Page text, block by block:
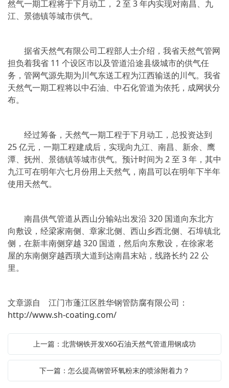
然气一期工程将于下月动工， 2 至 3 年内实现对南昌、九
江、景德镇等城市供气。
据省天然气有限公司工程部人士介绍，我省天然气管网
担负着我省 11 个设区市以及管道沿途县级城市的供气任
务，管网气源先期为川气东送工程为江西输送的川气。我省
天然气一期工程将以中石油、中石化管道为依托，成网状分
布。
经过筹备，天然气一期工程于下月动工，总投资达到
25 亿元，一期工程建成后，实现向九江、南昌、新余、鹰
潭、抚州、景德镇等城市供气。预计时间为 2 至 3 年，其中
九江可在明年六七月份用上天然气，南昌可以在明年下半年
使用天然气。
南昌供气管道从西山分输站出发沿 320 国道向东北方
向敷设，经梁家南侧、章家北侧、西山乡西北侧、石埠镇北
侧，在新丰南侧穿越 320 国道，然后向东敷设，在徐家老
屋的东南侧穿越西璜大道到达南昌末站，线路长约 22 公
里。
文章源自 江门市蓬江区胜华钢管防腐有限公司：
http://www.sh-coating.com/
上一篇：北营钢铁开发X60石油天然气管道用钢成功
下一篇：怎么提高钢管环氧粉末的喷涂附着力？